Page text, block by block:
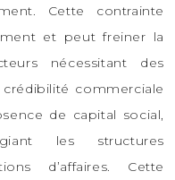
Cette contrainte
et peut freiner la
nécessitant des
commerciale
de capital social,
les structures
d’affaires. Cette